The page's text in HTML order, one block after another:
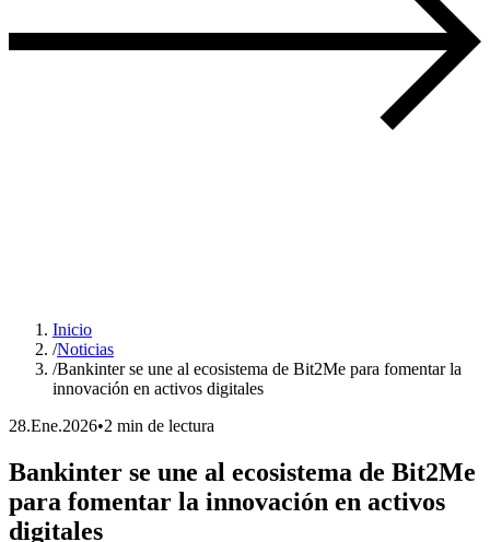
Inicio
/Noticias
/Bankinter se une al ecosistema de Bit2Me para fomentar la
innovación en activos digitales
28.Ene.2026•2 min de lectura
Bankinter se une al ecosistema de Bit2Me
para fomentar la innovación en activos
digitales